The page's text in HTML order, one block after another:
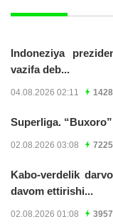
Indoneziya
vazifa deb...
04.08.2026 02:11
Superliga.
02.08.2026 03:08 7225
Kabo-verdelik
davom ettirishi...
02.08.2026 01:08 3957